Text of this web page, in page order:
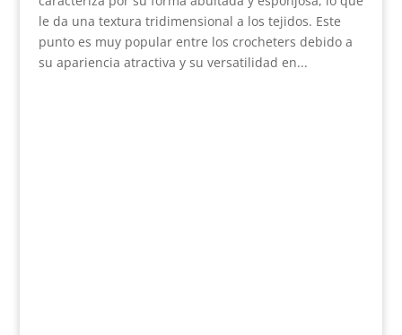
le da una textura tridimensional a los tejidos. Este
punto es muy popular entre los crocheters debido a
su apariencia atractiva y su versatilidad en...